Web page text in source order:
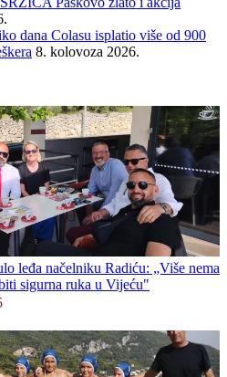
dana Colasu isplatio više od 900
8. kolovoza 2026.
leđa načelniku Radiću: „Više nema
sigurna ruka u Vijeću"